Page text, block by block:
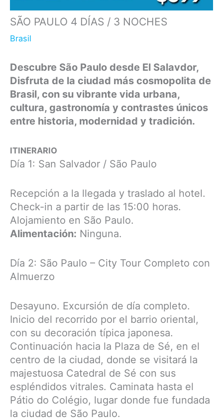
SÃO PAULO 4 DÍAS / 3 NOCHES
Brasil
Descubre São Paulo desde El Salavdor,
Disfruta de la ciudad más cosmopolita de
Brasil, con su vibrante vida urbana,
cultura, gastronomía y contrastes únicos
entre historia, modernidad y tradición.
ITINERARIO
Día 1: San Salvador / São Paulo
Recepción a la llegada y traslado al hotel.
Check-in a partir de las 15:00 horas.
Alojamiento en São Paulo.
Alimentación: Ninguna.
Día 2: São Paulo – City Tour Completo con
Almuerzo
Desayuno. Excursión de día completo.
Inicio del recorrido por el barrio oriental,
con su decoración típica japonesa.
Continuación hacia la Plaza de Sé, en el
centro de la ciudad, donde se visitará la
majestuosa Catedral de Sé con sus
espléndidos vitrales. Caminata hasta el
Pátio do Colégio, lugar donde fue fundada
la ciudad de São Paulo.